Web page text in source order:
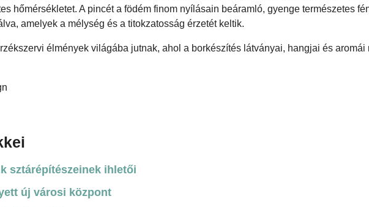
hőmérsékletet. A pincét a födém finom nyílásain beáramló, gyenge természetes
amelyek a mélység és a titokzatosság érzetét keltik.
élmények világába jutnak, ahol a borkészítés látványai, hangjai és aromái
sztárépítészeinek ihletői
új városi központ